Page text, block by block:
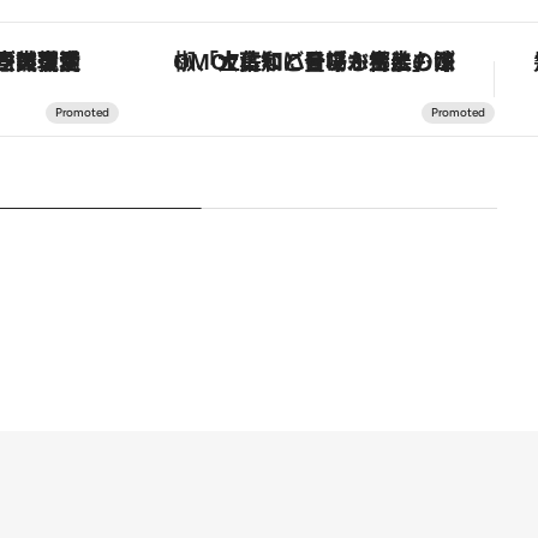
「大事なのは地域の意識を変えること」。ロレックス賞受賞の自然保護活動家が実現させたナイジェリアの自然環境の復活 「土佐和ハーブかき氷」がOMO7高知に登場！生姜、山椒、大葉など目にも舌にも涼を呼ぶ郷土の味